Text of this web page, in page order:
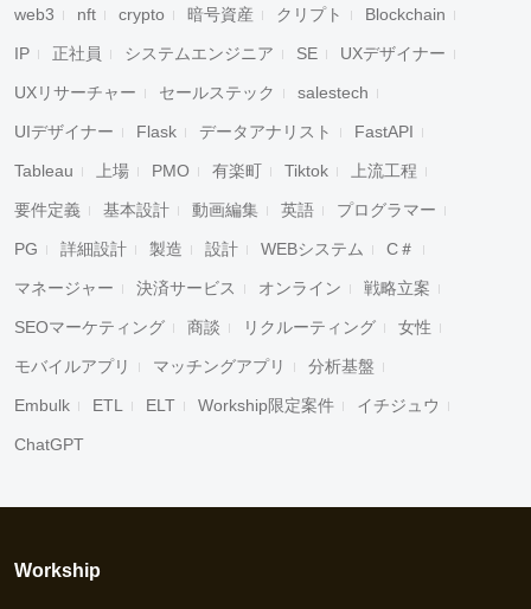
web3 nft crypto 暗号資産 クリプト Blockchain
IP 正社員 システムエンジニア SE UXデザイナー
UXリサーチャー セールステック salestech
UIデザイナー Flask データアナリスト FastAPI
Tableau 上場 PMO 有楽町 Tiktok 上流工程
要件定義 基本設計 動画編集 英語 プログラマー
PG 詳細設計 製造 設計 WEBシステム C＃
マネージャー 決済サービス オンライン 戦略立案
SEOマーケティング 商談 リクルーティング 女性
モバイルアプリ マッチングアプリ 分析基盤
Embulk ETL ELT Workship限定案件 イチジュウ
ChatGPT
Workship